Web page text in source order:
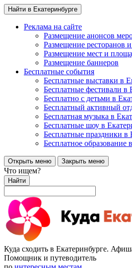
Найти в Екатеринбурге
Реклама на сайте
Размещение анонсов
Размещение ресторанов
Размещение мест и
Размещение баннеров
Бесплатные события
Бесплатные выставки в
Бесплатные фестивали в
Бесплатно с детьми в
Бесплатный активный
Бесплатная музыка в
Бесплатные шоу в
Бесплатные праздники в
Бесплатное образование
Открыть меню Закрыть меню
Что ищем?
Найти
Куда сходить в Екатеринбурге.
Помощник и путеводитель